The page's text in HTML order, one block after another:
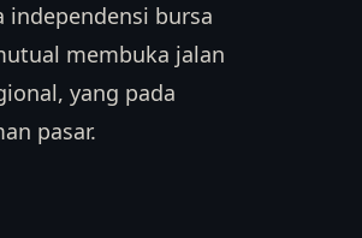
independensi bursa
membuka jalan
yang pada
pasar.